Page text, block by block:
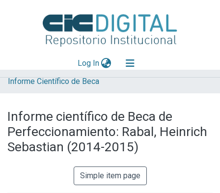
Log In(current)
Explorar
Aportar material
Statistics
Informe Científico de Beca
Informe científico de Beca de
Perfeccionamiento: Rabal, Heinrich
Sebastian (2014-2015)
Simple item page